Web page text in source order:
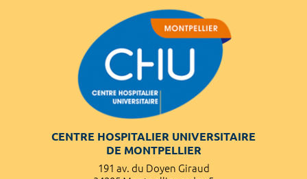
CENTRE HOSPITALIER UNIVERSITAIRE
DE MONTPELLIER
191 av. du Doyen Giraud